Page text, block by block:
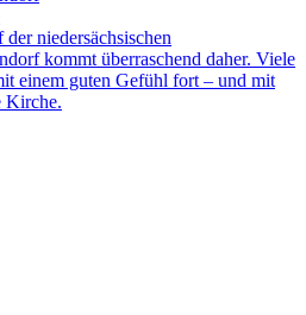
niedersächsischen
kommt überraschend daher. Viele
einem guten Gefühl fort – und mit
Kirche.